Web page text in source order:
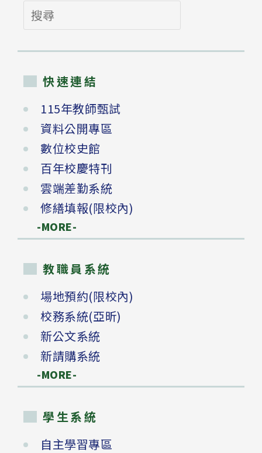
搜
尋
快速連結
115年教師甄試
資料公開專區
數位校史館
百年校慶特刊
雲端差勤系統
修繕填報(限校內)
-MORE-
教職員系統
場地預約(限校內)
校務系統(亞昕)
新公文系統
新請購系統
-MORE-
學生系統
自主學習專區